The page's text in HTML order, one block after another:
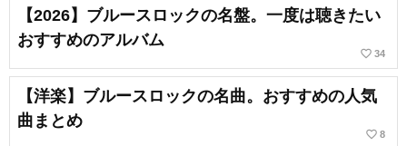
【2026】ブルースロックの名盤。一度は聴きたい
おすすめのアルバム
favorite_border 34
【洋楽】ブルースロックの名曲。おすすめの人気
曲まとめ
favorite_border 8